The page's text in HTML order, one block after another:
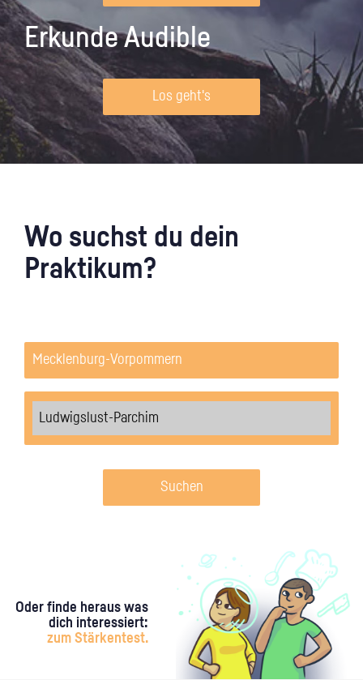
Erkunde Audible
Los geht's
Wo suchst du dein
Praktikum?
Suchen
Oder finde heraus was
dich interessiert:
zum Stärkentest.